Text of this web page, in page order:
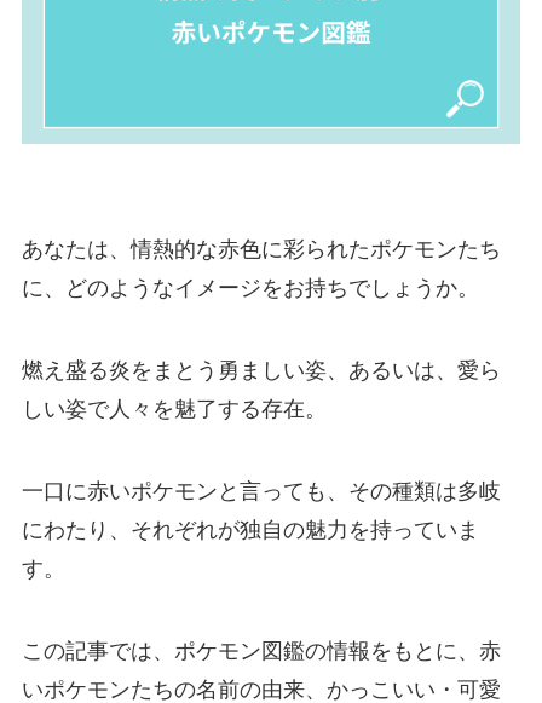
あなたは、情熱的な赤色に彩られたポケモンたち
に、どのようなイメージをお持ちでしょうか。
燃え盛る炎をまとう勇ましい姿、あるいは、愛ら
しい姿で人々を魅了する存在。
一口に赤いポケモンと言っても、その種類は多岐
にわたり、それぞれが独自の魅力を持っていま
す。
この記事では、ポケモン図鑑の情報をもとに、赤
いポケモンたちの名前の由来、かっこいい・可愛